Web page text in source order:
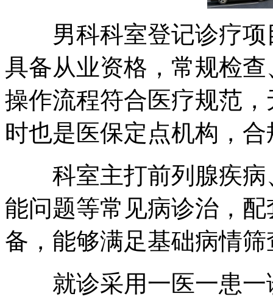
男科科室登记诊疗项
具备从业资格，常规检
操作流程符合医疗规范
时也是医保定点机构，
科室主打前列腺疾病
能问题等常见病诊治，
备，能够满足基础病情
就诊采用一医一患一